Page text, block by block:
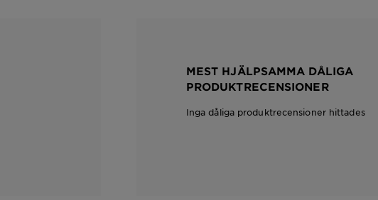
MEST HJÄLPSAMMA DÅLIGA
PRODUKTRECENSIONER
Inga dåliga produktrecensioner hittades